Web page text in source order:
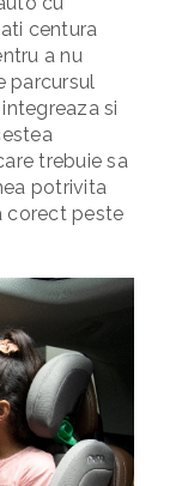
centura
a nu
parcursul
si
trebuie sa
potrivita
corect peste